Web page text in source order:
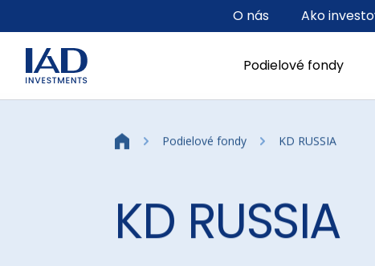
Podielové fondy
O nás Ako
Podielové fondy KD RUSSIA
KD RUSSIA